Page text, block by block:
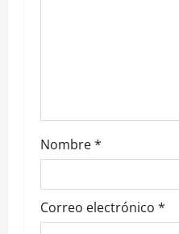
a
d
a
s
Nombre*
Correo electrónico *